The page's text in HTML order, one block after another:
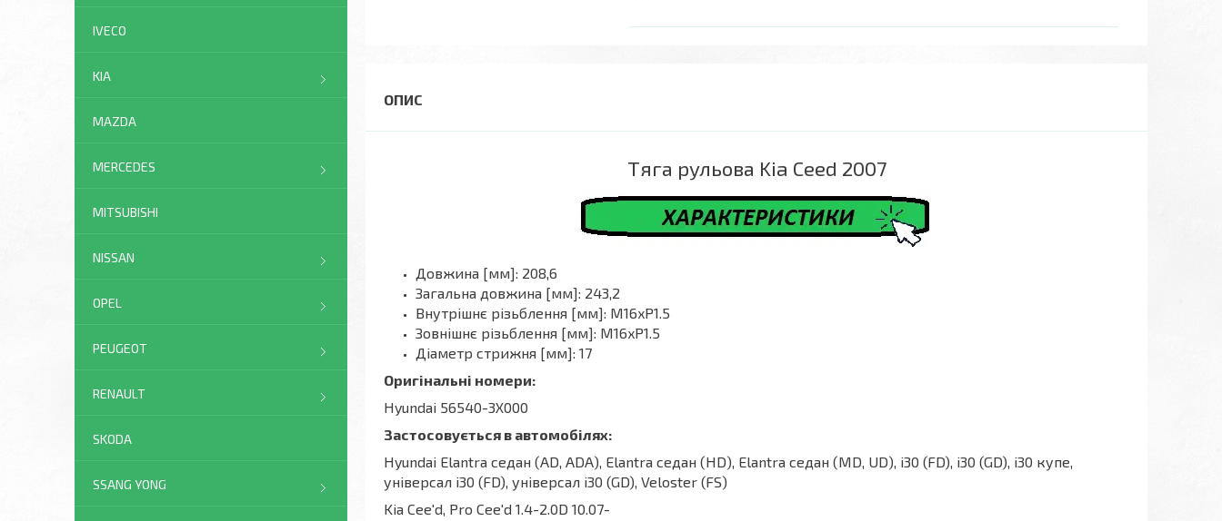
Тяга рульова Kia Ceed 2007
Довжина [мм]: 208,6
Загальна довжина [мм]: 243,2
Внутрішнє різьблення [мм]: M16xP1.5
Зовнішнє різьблення [мм]: M16xP1.5
Діаметр стрижня [мм]: 17
Оригінальні номери:
Hyundai 56540-3X000
Застосовується в автомобілях:
Hyundai Elantra седан (AD, ADA), Elantra седан (HD), Elantra седан (MD, UD), i30 (FD), i30 (GD), i30 купе,
універсал i30 (FD), універсал i30 (GD), Veloster (FS)
Kia Cee'd, Pro Cee'd 1.4-2.0D 10.07-
IVECO
KIA
MAZDA
MERCEDES
MITSUBISHI
NISSAN
OPEL
PEUGEOT
RENAULT
SKODA
SSANG YONG